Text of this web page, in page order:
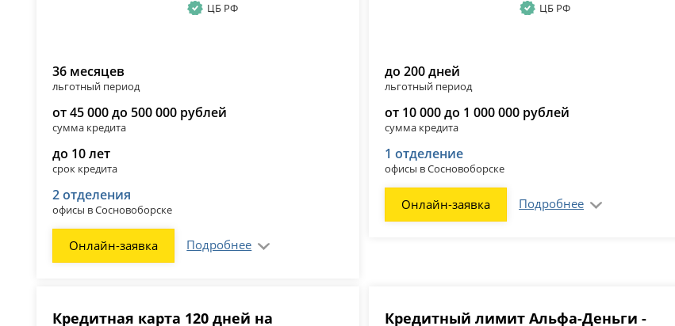
ЦБ РФ
36 месяцев
льготный период
от 45 000 до 500 000 рублей
сумма кредита
до 10 лет
срок кредита
2 отделения
офисы в Сосновоборске
Онлайн-заявка Подробнее
ЦБ РФ
до 200 дней
льготный период
от 10 000 до 1 000 000 рублей
сумма кредита
1 отделение
офисы в Сосновоборске
Онлайн-заявка Подробнее
Кредитная карта 120 дней на Кредитный лимит Альфа-Деньги -